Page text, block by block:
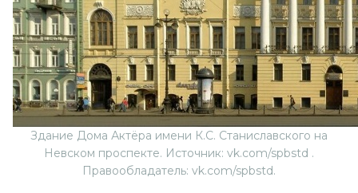
Здание Дома Актёра имени К.С. Станиславского на
Невском проспекте. Источник: vk.com/spbstd .
Правообладатель: vk.com/spbstd.